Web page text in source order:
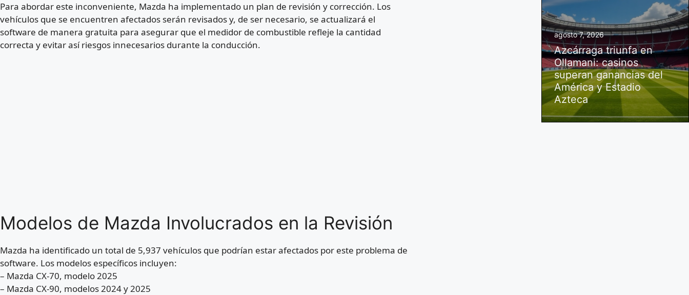
Para abordar este inconveniente, Mazda ha implementado un plan de revisión y corrección. Los
vehículos que se encuentren afectados serán revisados y, de ser necesario, se actualizará el
software de manera gratuita para asegurar que el medidor de combustible refleje la cantidad
correcta y evitar así riesgos innecesarios durante la conducción.
Modelos de Mazda Involucrados en la Revisión
Mazda ha identificado un total de 5,937 vehículos que podrían estar afectados por este problema de
software. Los modelos específicos incluyen:
– Mazda CX-70, modelo 2025
– Mazda CX-90, modelos 2024 y 2025
agosto 7, 2026
Azcárraga triunfa en
Ollamani: casinos
superan ganancias del
América y Estadio
Azteca